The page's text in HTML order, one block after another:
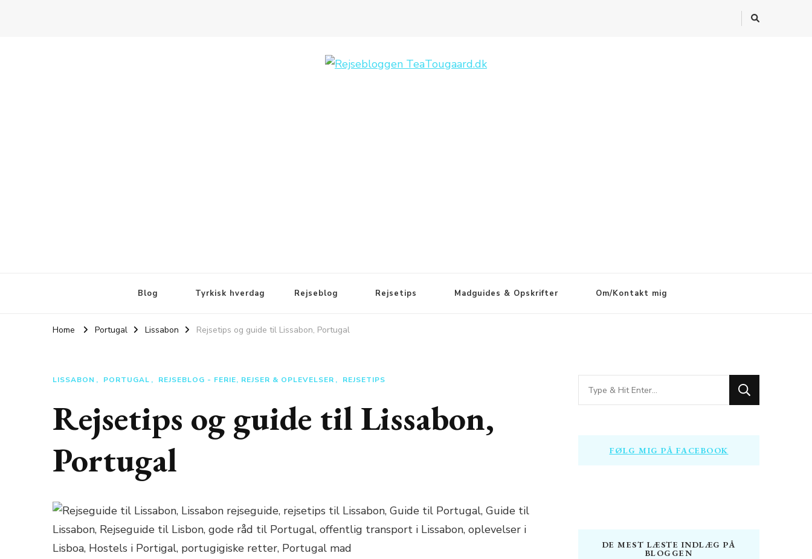
Blog Tyrkisk hverdag Rejseblog Rejsetips Madguides & Opskrifter Om/Kontakt mig
Home Portugal Lissabon Rejsetips og guide til Lissabon, Portugal
LISSABON PORTUGAL REJSEBLOG - FERIE, REJSER & OPLEVELSER REJSETIPS
Rejsetips og guide til Lissabon,
Portugal
Looking
for
FØLG MIG PÅ FACEBOOK
DE MEST LÆSTE INDLÆG PÅ
BLOGGEN